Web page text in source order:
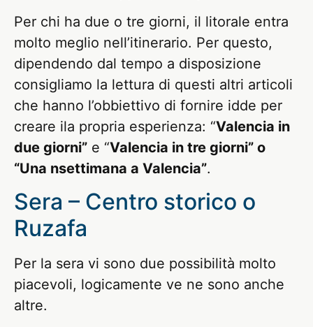
Per chi ha due o tre giorni, il litorale entra
molto meglio nell’itinerario. Per questo,
dipendendo dal tempo a disposizione
consigliamo la lettura di questi altri articoli
che hanno l’obbiettivo di fornire idde per
creare ila propria esperienza: “Valencia in
due giorni” e “Valencia in tre giorni” o
“Una nsettimana a Valencia”.
Sera – Centro storico o
Ruzafa
Per la sera vi sono due possibilità molto
piacevoli, logicamente ve ne sono anche
altre.